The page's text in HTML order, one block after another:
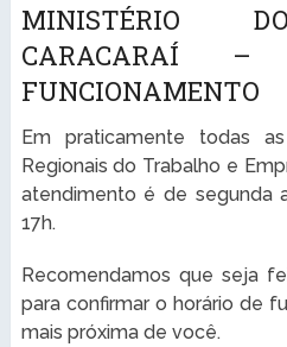
MINISTÉRIO
CARACARAÍ –
FUNCIONAMENTO
Em praticamente todas
Regionais do Trabalho e
atendimento é de segunda
17h.
Recomendamos que seja
para confirmar o horário de
mais próxima de você.